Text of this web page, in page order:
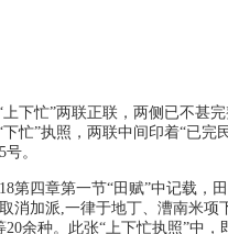
上下忙”两联正联，两侧已不甚
下忙”执照，两联中间印着“已
。
第四章第一节“田赋”中记载，
消加派,一律于地丁、漕南米
余种。此张“上下忙执照”中